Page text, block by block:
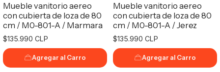
Mueble vanitorio aereo
con cubierta de loza de 80
cm / M0-801-A / Marmara
$135.990 CLP
Agregar al Carro
Mueble vanitorio aereo
con cubierta de loza de 80
cm / M0-801-A / Jerez
$135.990 CLP
Agregar al Carro